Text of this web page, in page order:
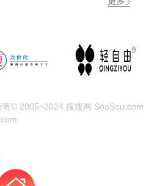
有© 2005~2024 搜瘦网 SooSou.com